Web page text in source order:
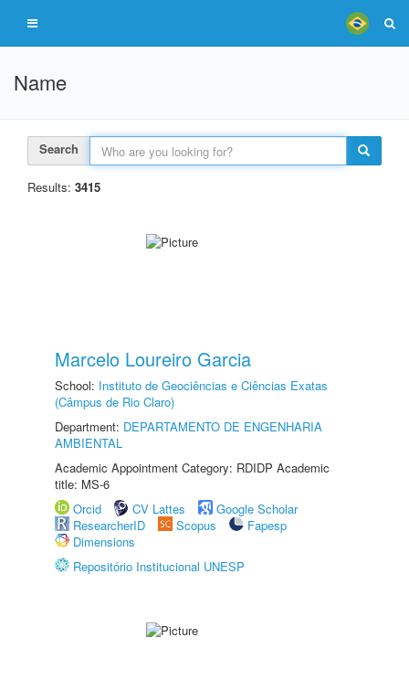
Name
Search
Results: 3415
Marcelo Loureiro Garcia
School: Instituto de Geociências e Ciências Exatas
(Câmpus de Rio Claro)
Department: DEPARTAMENTO DE ENGENHARIA
AMBIENTAL
Academic Appointment Category: RDIDP Academic
title: MS-6
Orcid
CV Lattes
Google Scholar
ResearcherID
Scopus
Fapesp
Dimensions
Repositório Institucional UNESP